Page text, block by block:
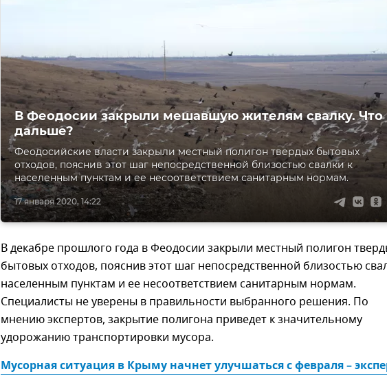
17 января 2020, 14:22
В Феодосии закрыли мешавшую жителям свалку. Что
дальше?
Феодосийские власти закрыли местный полигон твердых бытовых
отходов, пояснив этот шаг непосредственной близостью свалки к
населенным пунктам и ее несоответствием санитарным нормам.
В декабре прошлого года в Феодосии закрыли местный полигон
бытовых отходов, пояснив этот шаг непосредственной близостью
населенным пунктам и ее несоответствием санитарным нормам.
Специалисты не уверены в правильности выбранного решения. По
мнению экспертов, закрытие полигона приведет к значительному
удорожанию транспортировки мусора.
Мусорная ситуация в Крыму начнет улучшаться с февраля –